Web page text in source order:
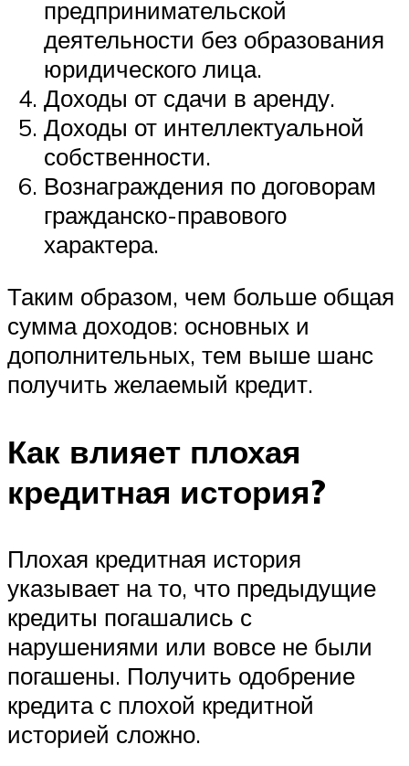
предпринимательской
деятельности без образования
юридического лица.
Доходы от сдачи в аренду.
Доходы от интеллектуальной
собственности.
Вознаграждения по договорам
гражданско-правового
характера.
Таким образом, чем больше общая
сумма доходов: основных и
дополнительных, тем выше шанс
получить желаемый кредит.
Как влияет плохая
кредитная история?
Плохая кредитная история
указывает на то, что предыдущие
кредиты погашались с
нарушениями или вовсе не были
погашены. Получить одобрение
кредита с плохой кредитной
историей сложно.